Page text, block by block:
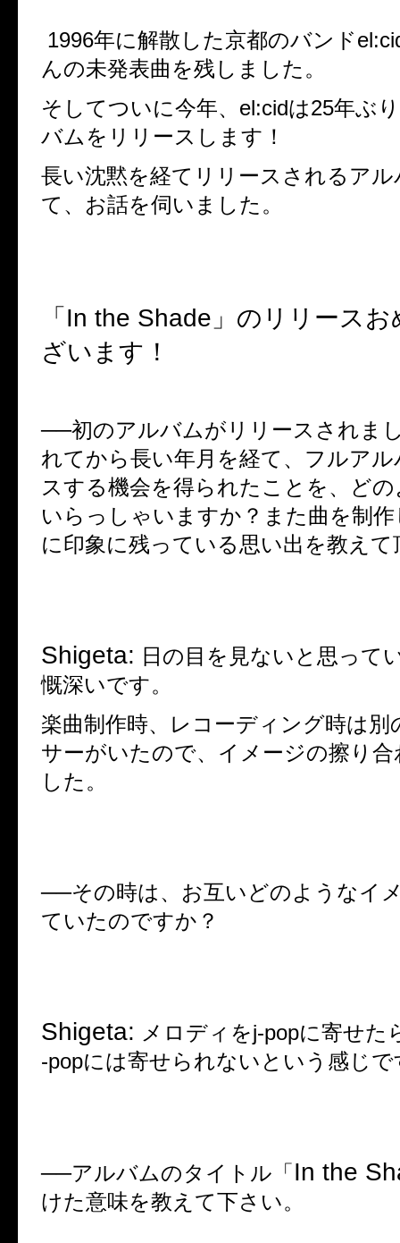
1996年に解散した京都のバンド
んの未発表曲を残しました。
そしてついに今年、 el:cidは25年ぶ
バムをリリースします！
長い沈黙を経てリリースされるア
て、お話を伺いました。
「 In the Shade 」のリリース
ざいます！
──初のアルバムがリリースされま
れてから長い年月を経て、フルア
スする機会を得られたことを、ど
いらっしゃいますか？また曲を制
に印象に残っている思い出を教え
Shigeta: 日の目を見ないと思って
慨深いです。
楽曲制作時、レコーディング時は別
サーがいたので、イメージの擦り
した。
──その時は、お互いどのようなイ
ていたのですか？
Shigeta: メロディをj-popに寄せた
-popには寄せられないという感じで
──アルバムのタイトル「 In the
けた意味を教えて下さい。